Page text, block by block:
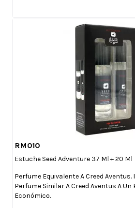
RM010
Estuche Seed Adventure 37 Ml + 20 Ml
Perfume Equivalente A Creed Aventus.
Perfume Similar A Creed Aventus A Un
Económico.